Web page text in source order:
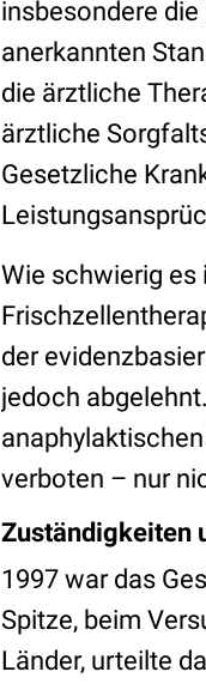
insbesondere
anerkannten
die ärztliche
ärztliche
Gesetzliche
Wie schwierig es
der
jedoch
verboten – nur
Zuständigkeiten
1997 war das
Spitze, beim
Länder, urteilte